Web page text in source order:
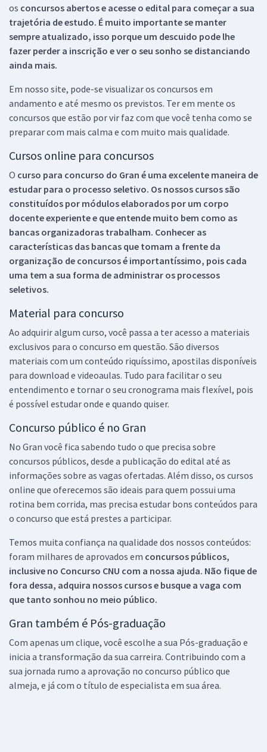
os concursos abertos e acesse o edital para começar a sua
trajetória de estudo. É muito importante se manter
sempre atualizado, isso porque um descuido pode lhe
fazer perder a inscrição e ver o seu sonho se distanciando
ainda mais.
Em nosso site, pode-se visualizar os concursos em
andamento e até mesmo os previstos. Ter em mente os
concursos que estão por vir faz com que você tenha como se
preparar com mais calma e com muito mais qualidade.
Cursos online para concursos
O curso para concurso do Gran é uma excelente maneira de
estudar para o processo seletivo. Os nossos cursos são
constituídos por módulos elaborados por um corpo
docente experiente e que entende muito bem como as
bancas organizadoras trabalham. Conhecer as
características das bancas que tomam a frente da
organização de concursos é importantíssimo, pois cada
uma tem a sua forma de administrar os processos
seletivos.
Material para concurso
Ao adquirir algum curso, você passa a ter acesso a materiais
exclusivos para o concurso em questão. São diversos
materiais com um conteúdo riquíssimo, apostilas disponíveis
para download e videoaulas. Tudo para facilitar o seu
entendimento e tornar o seu cronograma mais flexível, pois
é possível estudar onde e quando quiser.
Concurso público é no Gran
No Gran você fica sabendo tudo o que precisa sobre
concursos públicos, desde a publicação do edital até as
informações sobre as vagas ofertadas. Além disso, os cursos
online que oferecemos são ideais para quem possui uma
rotina bem corrida, mas precisa estudar bons conteúdos para
o concurso que está prestes a participar.
Temos muita confiança na qualidade dos nossos conteúdos:
foram milhares de aprovados em concursos públicos,
inclusive no Concurso CNU com a nossa ajuda. Não fique de
fora dessa, adquira nossos cursos e busque a vaga com
que tanto sonhou no meio público.
Gran também é Pós-graduação
Com apenas um clique, você escolhe a sua Pós-graduação e
inicia a transformação da sua carreira. Contribuindo com a
sua jornada rumo a aprovação no concurso público que
almeja, e já com o título de especialista em sua área.